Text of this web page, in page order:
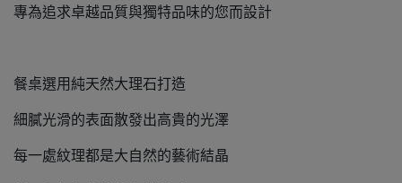
專為追求卓越品質與獨特品味的您而設計
餐桌選用純天然大理石打造
細膩光滑的表面散發出高貴的光澤
每一處紋理都是大自然的藝術結晶